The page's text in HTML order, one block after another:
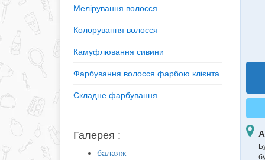
Мелірування волосся
Колорування волосся
Камуфлювання сивини
Фарбування волосся фарбою клієнта
Складне фарбування
Галерея :
балаяж